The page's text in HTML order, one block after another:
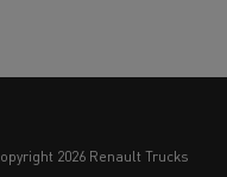
copyright 2026 Renault Trucks